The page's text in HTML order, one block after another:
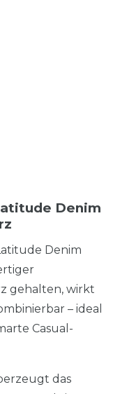
Denim
Denim
gehalten, wirkt
– ideal
Casual-
das